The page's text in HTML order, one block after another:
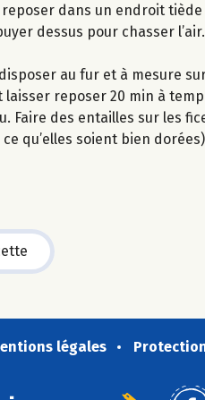
dans un endroit
dessus pour chasser
au fur et à mesure
reposer 20 min à
Faire des entailles sur les
qu’elles soient bien
légales